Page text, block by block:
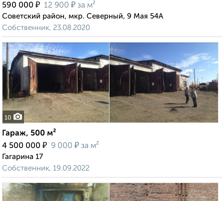
590 000 ₽ 12 900 ₽ за м²
Советский район, мкр. Северный, 9 Мая 54А
Собственник, 23.08.2020
10
Гараж, 500 м²
4 500 000 ₽ 9 000 ₽ за м²
Гагарина 17
Собственник, 19.09.2022